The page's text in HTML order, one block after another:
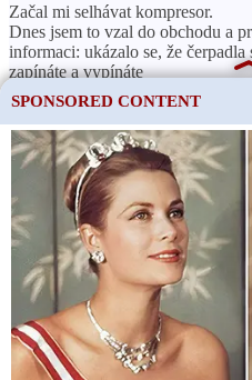
Začal mi selhávat kompresor.
Dnes jsem to vzal do obchodu a
informaci: ukázalo se, že
zapínáte a vypínáte
To znamená, že ho nemůžete
upřímný, těžko si umím
litrech se vzduchem, a neznám
ČTĚTE
O které
pečovat?
Zkrátka vás chci poprosit o radu.
A na stejné téma jsem se chtěl
SPONSORED CONTENT